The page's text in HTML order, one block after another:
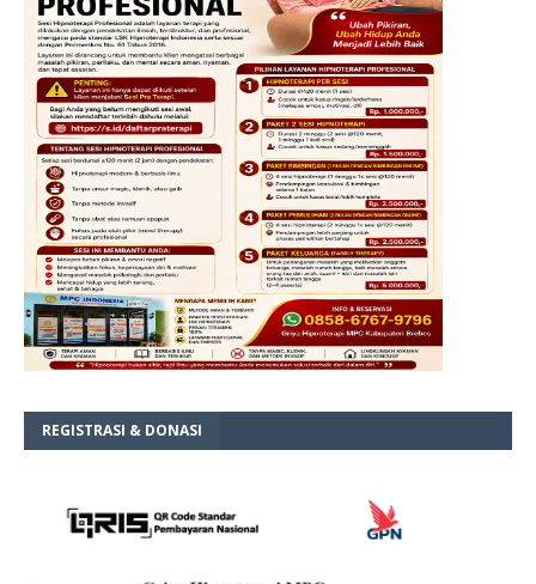
REGISTRASI & DONASI